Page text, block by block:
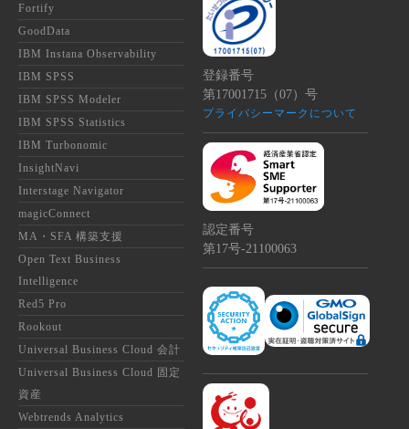
Fortify
GoodData
IBM Instana Observability
IBM SPSS
IBM SPSS Modeler
IBM SPSS Statistics
IBM Turbonomic
InsightNavi
Interstage Navigator
magicConnect
MA・SFA 構築支援
Open Text Business
Intelligence
Red5 Pro
Rookout
Universal Business Cloud 会計
Universal Business Cloud 固定
資産
Webtrends Analytics
登録番号
第17001715（07）号
プライバシーマークについて
認定番号
第17号‐21100063